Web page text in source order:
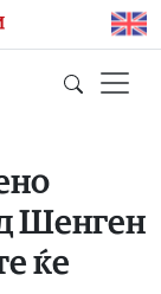
Шенген
ќе